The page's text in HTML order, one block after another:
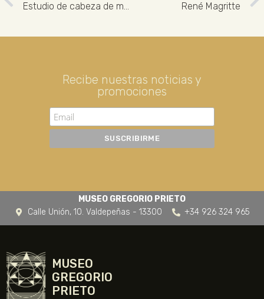
Estudio de cabeza de mujer René Magritte
Recibe nuestras noticias y
promociones
MUSEO GREGORIO PRIETO
Calle Unión, 10. Valdepeñas - 13300
+34 926 324 965
MUSEO
GREGORIO
PRIETO